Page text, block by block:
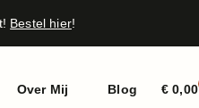
Bestel hier!
Over Mij Blog € 0,00